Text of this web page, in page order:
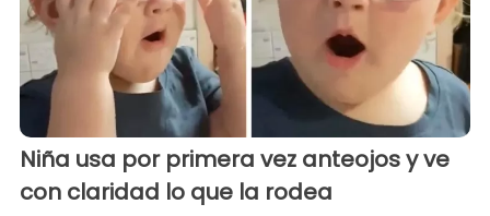
Niña usa por primera vez anteojos y ve
con claridad lo que la rodea